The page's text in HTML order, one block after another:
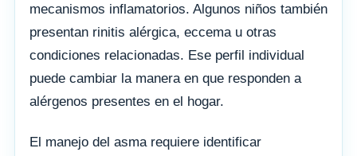
mecanismos inflamatorios. Algunos niños también
presentan rinitis alérgica, eccema u otras
condiciones relacionadas. Ese perfil individual
puede cambiar la manera en que responden a
alérgenos presentes en el hogar.
El manejo del asma requiere identificar